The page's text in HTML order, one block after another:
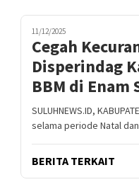
11/12/2025
Cegah
Disperindag
BBM di Enam
SULUHNEWS.ID,
selama periode Natal
BERITA TERKAIT